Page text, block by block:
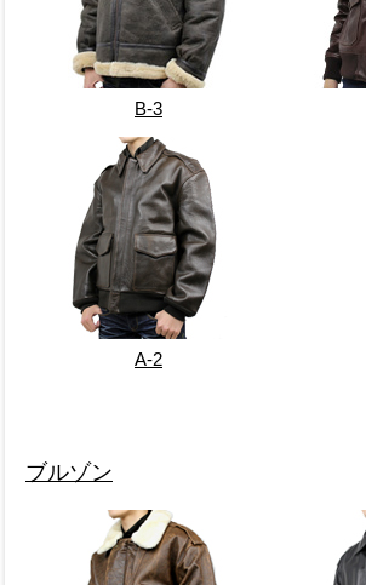
B-3
A-2
ブルゾン